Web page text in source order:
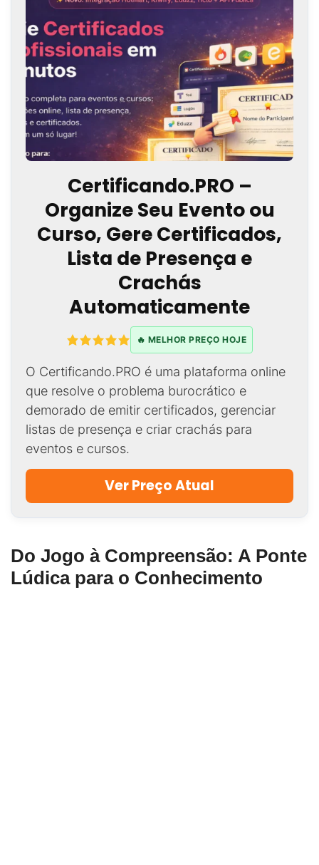
Certificando.PRO –
Organize Seu Evento ou
Curso, Gere Certificados,
Lista de Presença e
Crachás
Automaticamente
🔥 MELHOR PREÇO HOJE
O Certificando.PRO é uma plataforma online
que resolve o problema burocrático e
demorado de emitir certificados, gerenciar
listas de presença e criar crachás para
eventos e cursos.
Ver Preço Atual
Do Jogo à Compreensão: A Ponte
Lúdica para o Conhecimento